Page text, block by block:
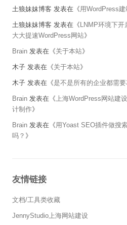
土狼妹妹博客 发表在《用WordPress
土狼妹妹博客 发表在《 LNMP环境下
大大提速WordPress网站》
Brain 发表在《关于本站》
木子 发表在《关于本站》
木子 发表在《是不是所有的企业都需
Brain 发表在《上海WordPress网站建
计制作》
Brain 发表在《用Yoast SEO插件做搜
吗？ 》
友情链接
文档/工具类收藏
JennyStudio上海网站建设